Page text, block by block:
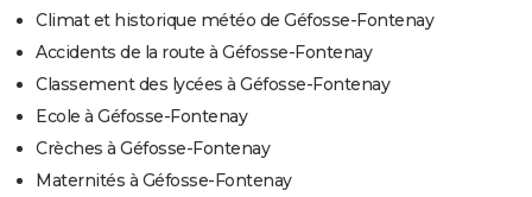
Climat et historique météo de Géfosse-Fontenay
Accidents de la route à Géfosse-Fontenay
Classement des lycées à Géfosse-Fontenay
Ecole à Géfosse-Fontenay
Crèches à Géfosse-Fontenay
Maternités à Géfosse-Fontenay